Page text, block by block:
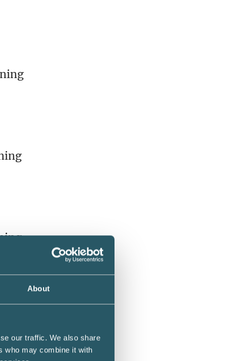
About
our traffic. We also share
who may combine it with